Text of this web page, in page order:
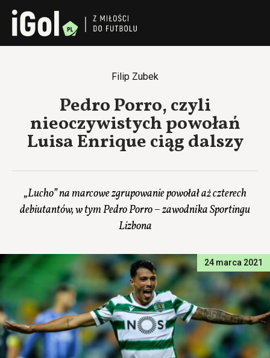
Filip Zubek
Pedro Porro, czyli
nieoczywistych powołań
Luisa Enrique ciąg dalszy
„Lucho” na marcowe zgrupowanie powołał aż czterech
debiutantów, w tym Pedro Porro – zawodnika Sportingu
Lizbona
24 marca 2021